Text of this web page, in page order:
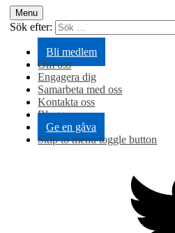
Menu
Sök efter:
Bli medlem
Om oss
Engagera dig
Samarbeta med oss
Kontakta oss
Blogg
Ge en gåva
Skip to menu toggle button